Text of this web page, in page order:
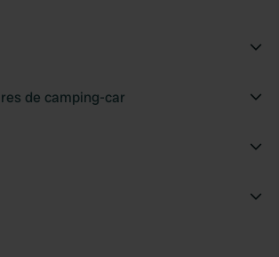
de camping-car